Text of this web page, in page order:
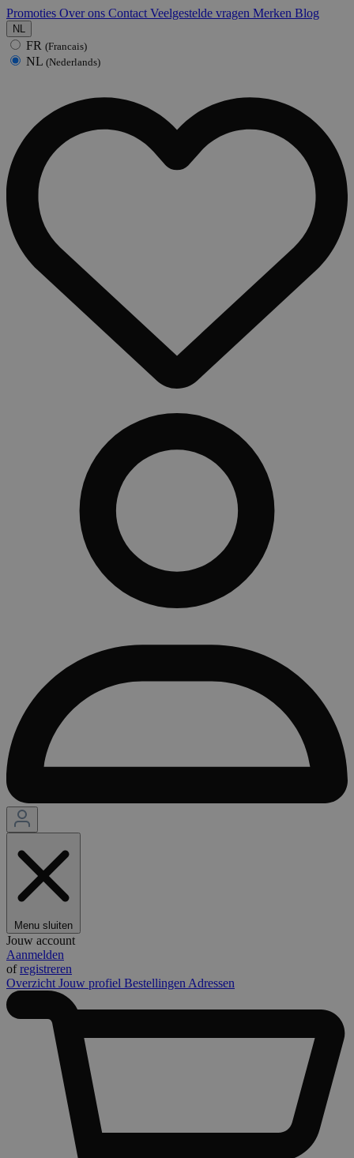
Promoties Over ons Contact Veelgestelde vragen Merken Blog
NL
FR (Francais)
NL (Nederlands)
Menu sluiten
Jouw account
Aanmelden
ofregistreren
Overzicht Jouw profiel Bestellingen Adressen